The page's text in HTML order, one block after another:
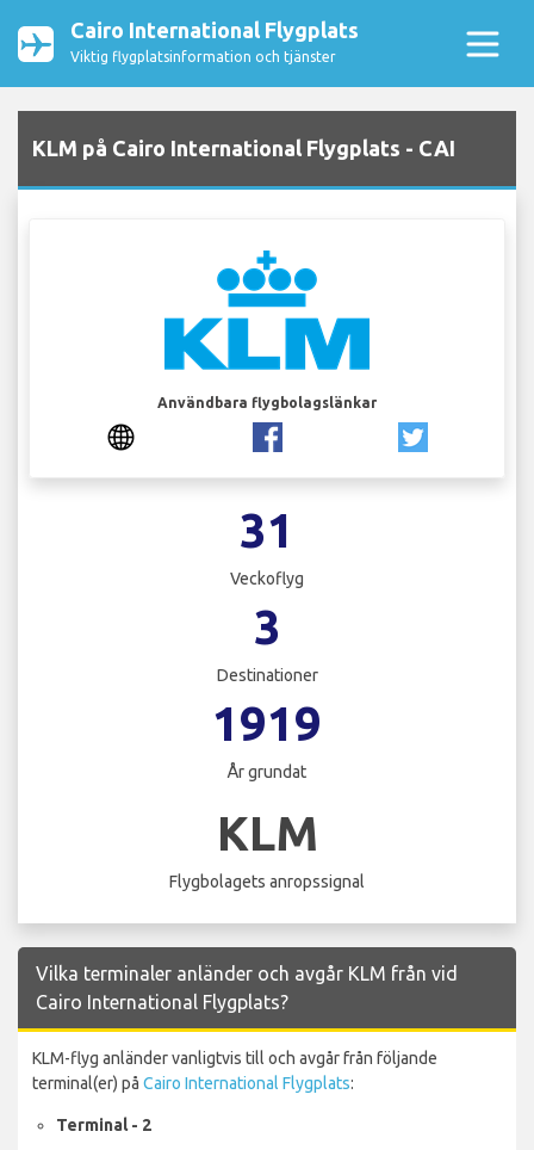
Cairo International Flygplats
Viktig flygplatsinformation och tjänster
KLM på Cairo International Flygplats - CAI
Användbara flygbolagslänkar
31
Veckoflyg
3
Destinationer
1919
År grundat
KLM
Flygbolagets anropssignal
Vilka terminaler anländer och avgår KLM från vid
Cairo International Flygplats?
KLM-flyg anländer vanligtvis till och avgår från följande
terminal(er) på Cairo International Flygplats:
Terminal - 2